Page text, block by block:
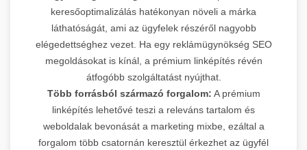
keresőoptimalizálás hatékonyan növeli a márka
láthatóságát, ami az ügyfelek részéről nagyobb
elégedettséghez vezet. Ha egy reklámügynökség SEO
megoldásokat is kínál, a prémium linképítés révén
átfogóbb szolgáltatást nyújthat.
Több forrásból származó forgalom: A prémium
linképítés lehetővé teszi a releváns tartalom és
weboldalak bevonását a marketing mixbe, ezáltal a
forgalom több csatornán keresztül érkezhet az ügyfél